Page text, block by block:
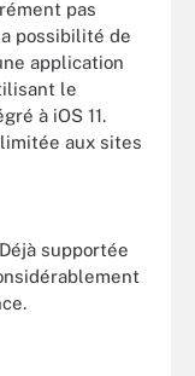
pas
possibilité de
application
le
à iOS 11.
aux sites
supportée